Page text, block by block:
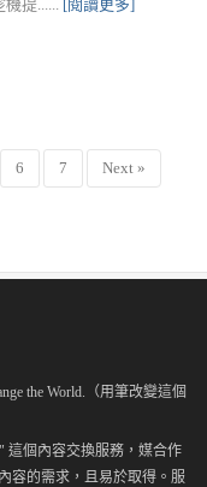
提...... [閱讀更多]
6 7 Next »
the World.（用筆改變這個
這個內容交換服務，媒合作
容的需求，且易於取得。服